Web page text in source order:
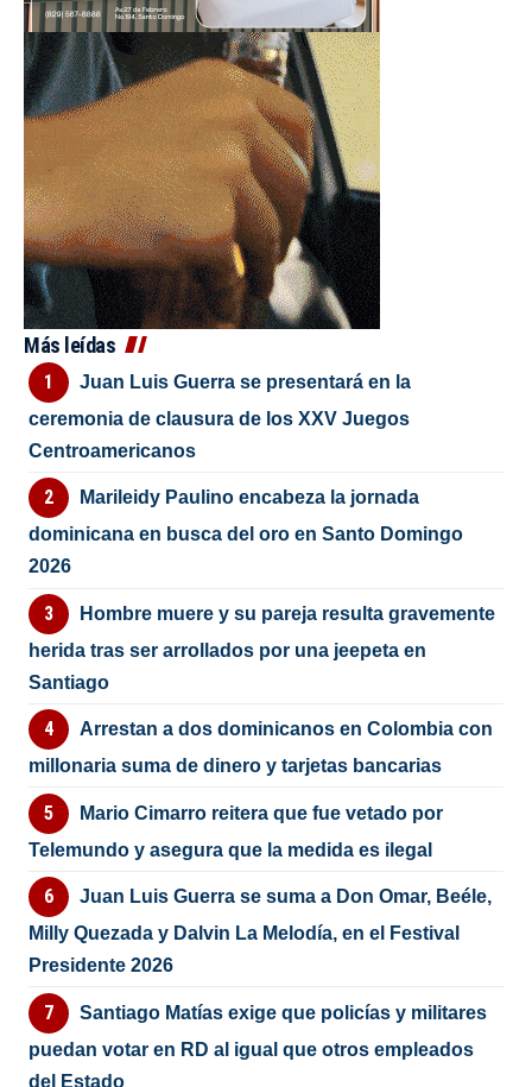
Más leídas
Juan Luis Guerra se presentará en la
ceremonia de clausura de los XXV Juegos
Centroamericanos
Marileidy Paulino encabeza la jornada
dominicana en busca del oro en Santo Domingo
2026
Hombre muere y su pareja resulta gravemente
herida tras ser arrollados por una jeepeta en
Santiago
Arrestan a dos dominicanos en Colombia con
millonaria suma de dinero y tarjetas bancarias
Mario Cimarro reitera que fue vetado por
Telemundo y asegura que la medida es ilegal
Juan Luis Guerra se suma a Don Omar, Beéle,
Milly Quezada y Dalvin La Melodía, en el Festival
Presidente 2026
Santiago Matías exige que policías y militares
puedan votar en RD al igual que otros empleados
del Estado